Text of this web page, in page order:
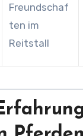
Freundschaf
ten im
Reitstall